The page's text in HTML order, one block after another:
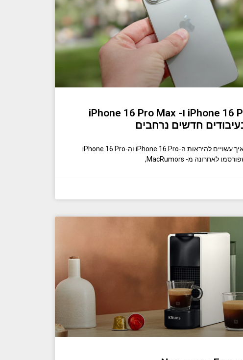
עיצובים של iPhone 16 Pro ו- iPhone 16 Pro Max
חדשים נרחבים
נוכל להסתכל היטב על איך עשויים להיראות ה-iPhone 16 Pro וה-iPhone 16 Pro